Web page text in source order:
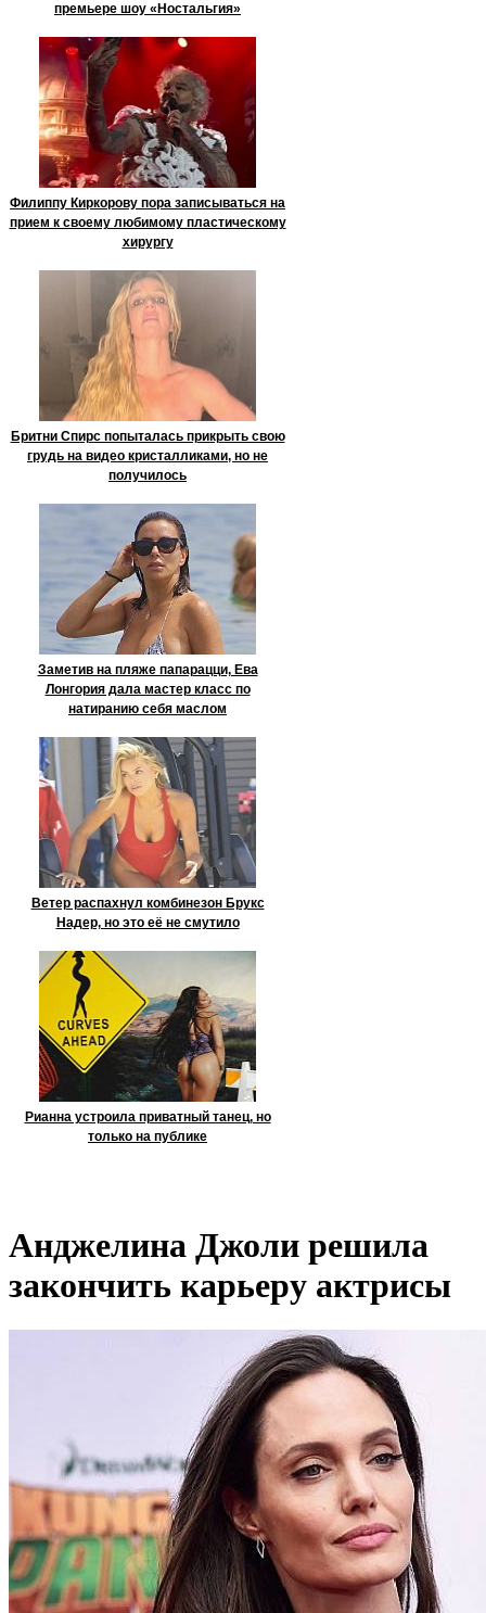
премьере шоу «Ностальгия»
Филиппу Киркорову пора записываться на
прием к своему любимому пластическому
хирургу
Бритни Спирс попыталась прикрыть свою
грудь на видео кристалликами, но не
получилось
Заметив на пляже папарацци, Ева
Лонгория дала мастер класс по
натиранию себя маслом
Ветер распахнул комбинезон Брукс
Надер, но это её не смутило
Рианна устроила приватный танец, но
только на публике
Анджелина Джоли решила
закончить карьеру актрисы